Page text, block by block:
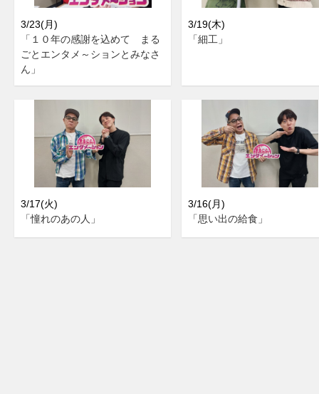
3/23(月)
「１０年の感謝を込めて まる
ごとエンタメ～ションとみなさ
ん」
3/19(木)
「細工」
3/17(火)
「憧れのあの人」
3/16(月)
「思い出の給食」